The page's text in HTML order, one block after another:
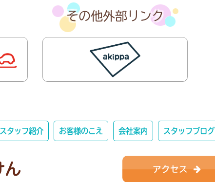
その他外部リンク
スタッフ紹介 お客様のこえ 会社案内 スタッフブログ
アクセス